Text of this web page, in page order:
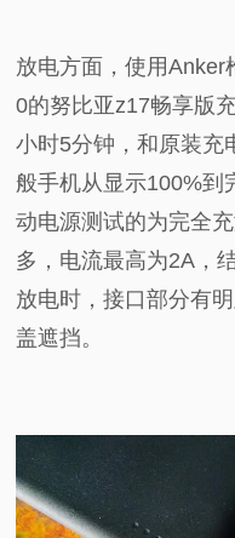
放电方面，使用Anker
0的努比亚z17畅享版
小时5分钟，和原装充
般手机从显示100%到
动电源测试的为完全
多，电流最高为2A，
放电时，接口部分有
盖遮挡。